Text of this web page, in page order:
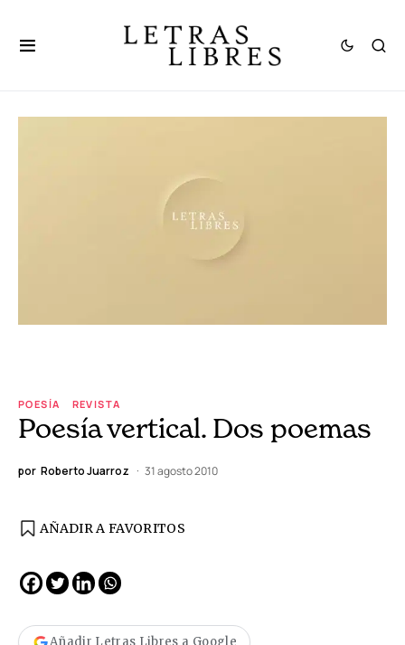
POESÍA REVISTA
Poesía vertical. Dos poemas
por Roberto Juarroz 31 agosto 2010
AÑADIR A FAVORITOS